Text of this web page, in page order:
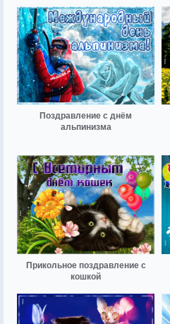
Поздравление с днём
альпинизма
Прикольное поздравление с
кошкой